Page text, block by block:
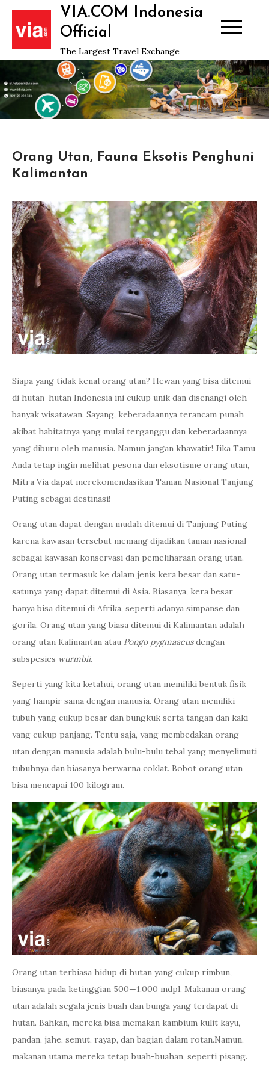
Skip
content
VIA.COM Indonesia
Official
The Largest Travel Exchange
Orang Utan, Fauna Eksotis Penghuni
Kalimantan
Siapa yang tidak kenal orang utan? Hewan yang bisa ditemui
di hutan-hutan Indonesia ini cukup unik dan disenangi oleh
banyak wisatawan. Sayang, keberadaannya terancam punah
akibat habitatnya yang mulai terganggu dan keberadaannya
yang diburu oleh manusia. Namun jangan khawatir! Jika Tamu
Anda tetap ingin melihat pesona dan eksotisme orang utan,
Mitra Via dapat merekomendasikan Taman Nasional Tanjung
Puting sebagai destinasi!
Orang utan dapat dengan mudah ditemui di Tanjung Puting
karena kawasan tersebut memang dijadikan taman nasional
sebagai kawasan konservasi dan pemeliharaan orang utan.
Orang utan termasuk ke dalam jenis kera besar dan satu-
satunya yang dapat ditemui di Asia. Biasanya, kera besar
hanya bisa ditemui di Afrika, seperti adanya simpanse dan
gorila. Orang utan yang biasa ditemui di Kalimantan adalah
orang utan Kalimantan atau Pongo pygmaaeusdengan
subspesies wurmbii.
Seperti yang kita ketahui, orang utan memiliki bentuk fisik
yang hampir sama dengan manusia. Orang utan memiliki
tubuh yang cukup besar dan bungkuk serta tangan dan kaki
yang cukup panjang. Tentu saja, yang membedakan orang
utan dengan manusia adalah bulu-bulu tebal yang menyelimuti
tubuhnya dan biasanya berwarna coklat. Bobot orang utan
bisa mencapai 100 kilogram.
Orang utan terbiasa hidup di hutan yang cukup rimbun,
biasanya pada ketinggian 500—1.000 mdpl. Makanan orang
utan adalah segala jenis buah dan bunga yang terdapat di
hutan. Bahkan, mereka bisa memakan kambium kulit kayu,
pandan, jahe, semut, rayap, dan bagian dalam rotan.Namun,
makanan utama mereka tetap buah-buahan, seperti pisang.